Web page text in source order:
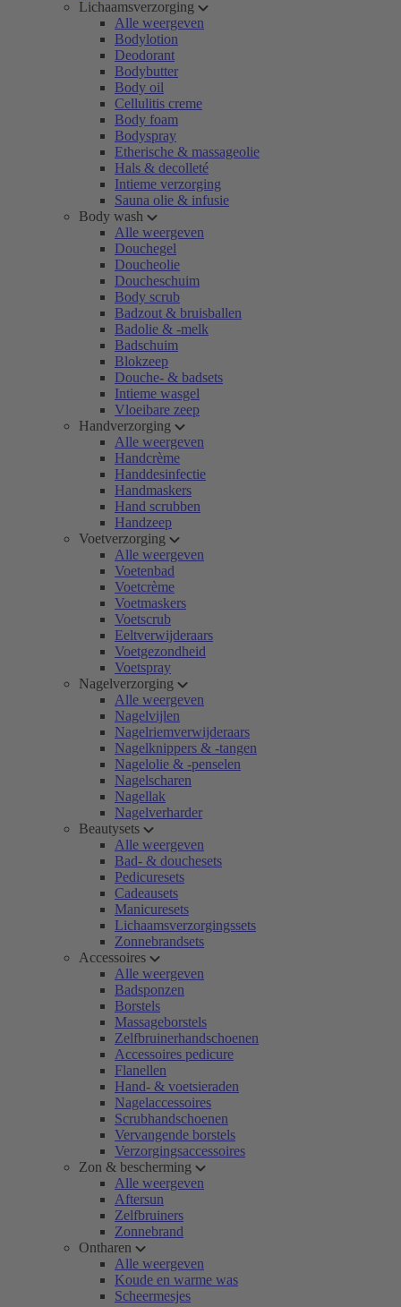
Lichaamsverzorging
Alle weergeven
Bodylotion
Deodorant
Bodybutter
Body oil
Cellulitis creme
Body foam
Bodyspray
Etherische & massageolie
Hals & decolleté
Intieme verzorging
Sauna olie & infusie
Body wash
Alle weergeven
Douchegel
Doucheolie
Doucheschuim
Body scrub
Badzout & bruisballen
Badolie & -melk
Badschuim
Blokzeep
Douche- & badsets
Intieme wasgel
Vloeibare zeep
Handverzorging
Alle weergeven
Handcrème
Handdesinfectie
Handmaskers
Hand scrubben
Handzeep
Voetverzorging
Alle weergeven
Voetenbad
Voetcrème
Voetmaskers
Voetscrub
Eeltverwijderaars
Voetgezondheid
Voetspray
Nagelverzorging
Alle weergeven
Nagelvijlen
Nagelriemverwijderaars
Nagelknippers & -tangen
Nagelolie & -penselen
Nagelscharen
Nagellak
Nagelverharder
Beautysets
Alle weergeven
Bad- & douchesets
Pedicuresets
Cadeausets
Manicuresets
Lichaamsverzorgingssets
Zonnebrandsets
Accessoires
Alle weergeven
Badsponzen
Borstels
Massageborstels
Zelfbruinerhandschoenen
Accessoires pedicure
Flanellen
Hand- & voetsieraden
Nagelaccessoires
Scrubhandschoenen
Vervangende borstels
Verzorgingsaccessoires
Zon & bescherming
Alle weergeven
Aftersun
Zelfbruiners
Zonnebrand
Ontharen
Alle weergeven
Koude en warme was
Scheermesjes